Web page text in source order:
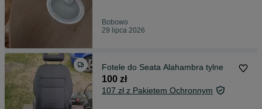
Bobowo
29 lipca 2026
Fotele do Seata Alahambra tylne
100 zł
107 zł z Pakietem Ochronnym